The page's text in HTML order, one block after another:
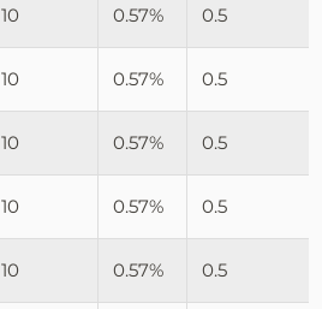
10 0.57% 0.5
10 0.57% 0.5
10 0.57% 0.5
10 0.57% 0.5
10 0.57% 0.5